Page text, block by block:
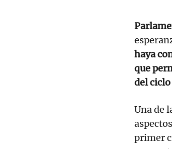
haya
que
del
Una de
primer